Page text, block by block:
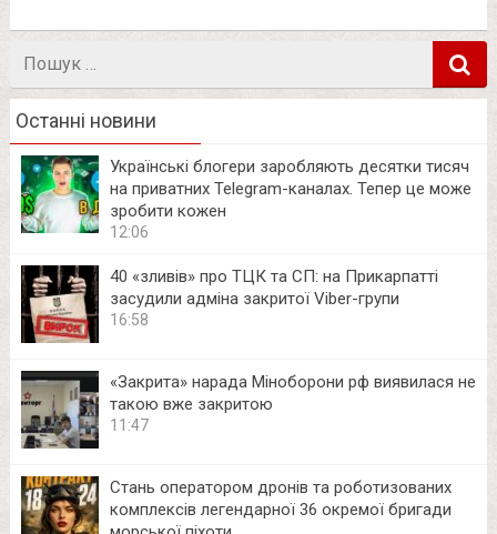
Останні новини
Українські блогери заробляють десятки тисяч
на приватних Telegram-каналах. Тепер це може
зробити кожен
12:06
40 «зливів» про ТЦК та СП: на Прикарпатті
засудили адміна закритої Viber-групи
16:58
«Закрита» нарада Міноборони рф виявилася не
такою вже закритою
11:47
Стань оператором дронів та роботизованих
комплексів легендарної 36 окремої бригади